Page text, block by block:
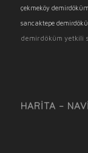
çekmeköy
sancaktepe
demirdöküm yetkili
HARITA –